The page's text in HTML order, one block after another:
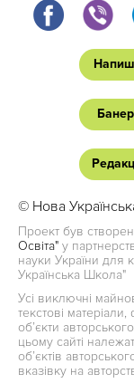
© Нова
Проект був
Освіта" у
науки України для
Українська Школа"
Усі виключні
текстові
об’єкти
цьому сайті
об’єктів
вказівку на